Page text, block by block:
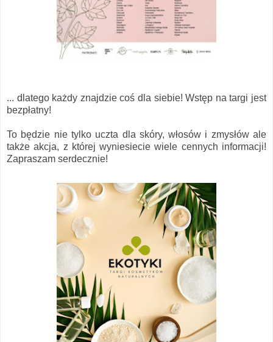
... dlatego każdy znajdzie coś dla siebie! Wstęp na targi jest
bezpłatny!
To będzie nie tylko uczta dla skóry, włosów i zmysłów ale
także akcja, z której wyniesiecie wiele cennych informacji!
Zapraszam serdecznie!